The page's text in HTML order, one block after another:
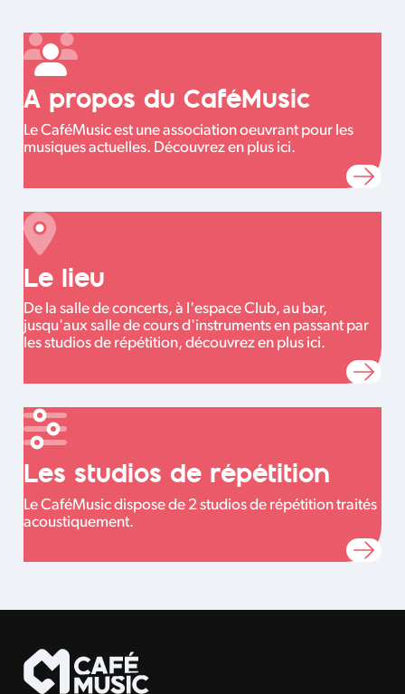
A propos du CaféMusic
Le CaféMusic est une association oeuvrant pour les
musiques actuelles. Découvrez en plus ici.
Le lieu
De la salle de concerts, à l'espace Club, au bar,
jusqu'aux salle de cours d'instruments en passant par
les studios de répétition, découvrez en plus ici.
Les studios de répétition
Le CaféMusic dispose de 2 studios de répétition traités
acoustiquement.